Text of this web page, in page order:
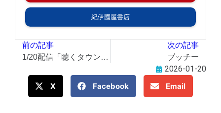
紀伊國屋書店
前の記事
1/20配信「聴くタウン通信」、イベント回！ 大人向けプラネタリウム、シチズンの森見学会など！
次の記事
ブッチー
2026-01-20
X
Facebook Email